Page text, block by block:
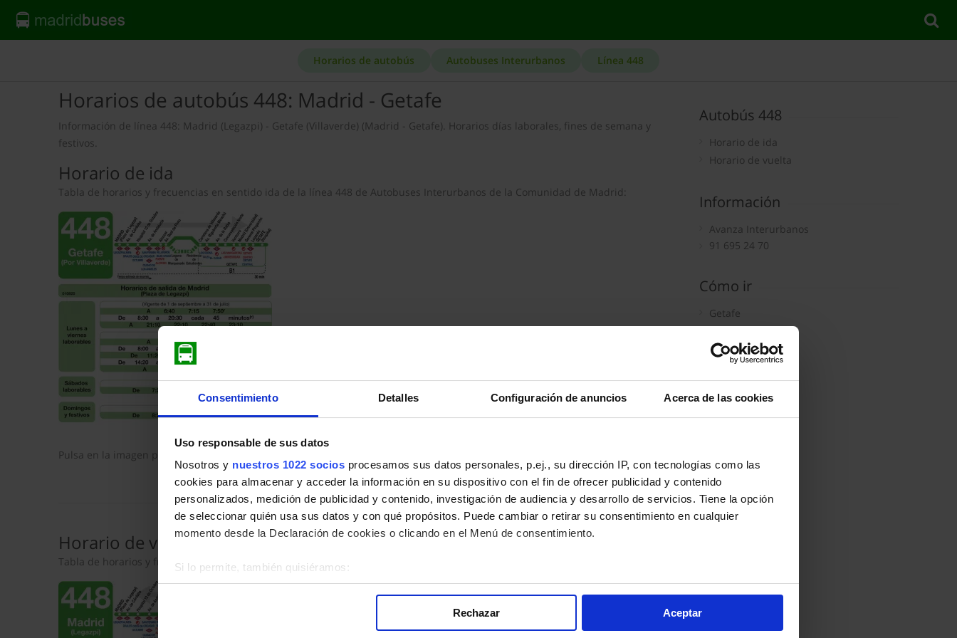
Consentimiento Detalles Configuración de anuncios Acerca de las cookies
Uso responsable de sus datos
Nosotros y nuestros 1022 socios procesamos sus datos personales, p.ej., su dirección IP, con tecnologías como las
cookies para almacenar y acceder la información en su dispositivo con el fin de ofrecer publicidad y contenido
personalizados, medición de publicidad y contenido, investigación de audiencia y desarrollo de servicios. Tiene la opción
de seleccionar quién usa sus datos y con qué propósitos. Puede cambiar o retirar su consentimiento en cualquier
momento desde la Declaración de cookies o clicando en el Menú de consentimiento.
Si lo permite, también quisiéramos:
Recopilar información sobre su ubicación geográfica que puede tener una precisión de varios metros
Identificar su dispositivo analizándolo activamente para buscar características específicas (huellas digitales)
Obtenga más información sobre cómo se procesan sus datos personales y establezca sus preferencias en la
. Puede cambiar o retirar su consentimiento en cualquier momento en la Declaración de cookies.
Rechazar Aceptar
Horarios de autobús Autobuses Interurbanos Línea 448
Horarios de autobús 448: Madrid - Getafe
Información de línea 448: Madrid (Legazpi) - Getafe (Villaverde) (Madrid - Getafe). Horarios días laborales, fines de semana y
festivos.
Horario de ida
Tabla de horarios y frecuencias en sentido ida de la línea 448 de Autobuses Interurbanos de la Comunidad de Madrid:
Pulsa en la imagen para mostrar el
Horario de vuelta
Tabla de horarios y frecuencias en sentido vuelta de la línea 448 de Autobuses Interurbanos de la Comunidad de Madrid:
Autobús 448
Horario de ida
Horario de vuelta
Información
Avanza Interurbanos
91 695 24 70
Cómo ir
Getafe